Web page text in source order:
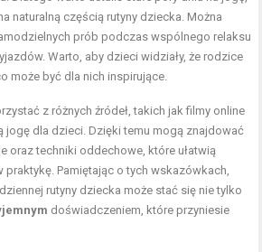
naturalną częścią rutyny dziecka. Można
prób podczas wspólnego relaksu
Warto, aby dzieci widziały, że rodzice
może być dla nich inspirujące.
z różnych źródeł, takich jak filmy online
jogę dla dzieci. Dzięki temu mogą znajdować
oraz techniki oddechowe, które ułatwią
praktykę. Pamiętając o tych wskazówkach,
rutyny dziecka może stać się nie tylko
doświadczeniem, które przyniesie